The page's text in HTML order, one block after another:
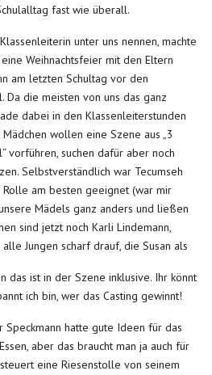
fast wie überall.
unter uns nennen, machte
Weihnachtsfeier mit den Eltern
am letzten Schultag vor den
Da die meisten von uns das ganz
dabei in den Klassenleiterstunden
wollen eine Szene aus „3
vorführen, suchen dafür aber noch
Selbstverständlich war Tecumseh
am besten geeignet (war mir
Mädels ganz anders und ließen
sind jetzt noch Karli Lindemann,
Jungen scharf drauf, die Susan als
das ist in der Szene inklusive. Ihr könnt
ich bin, wer das Casting gewinnt!
hatte gute Ideen für das
aber das braucht man ja auch für
eine Riesenstolle von seinem